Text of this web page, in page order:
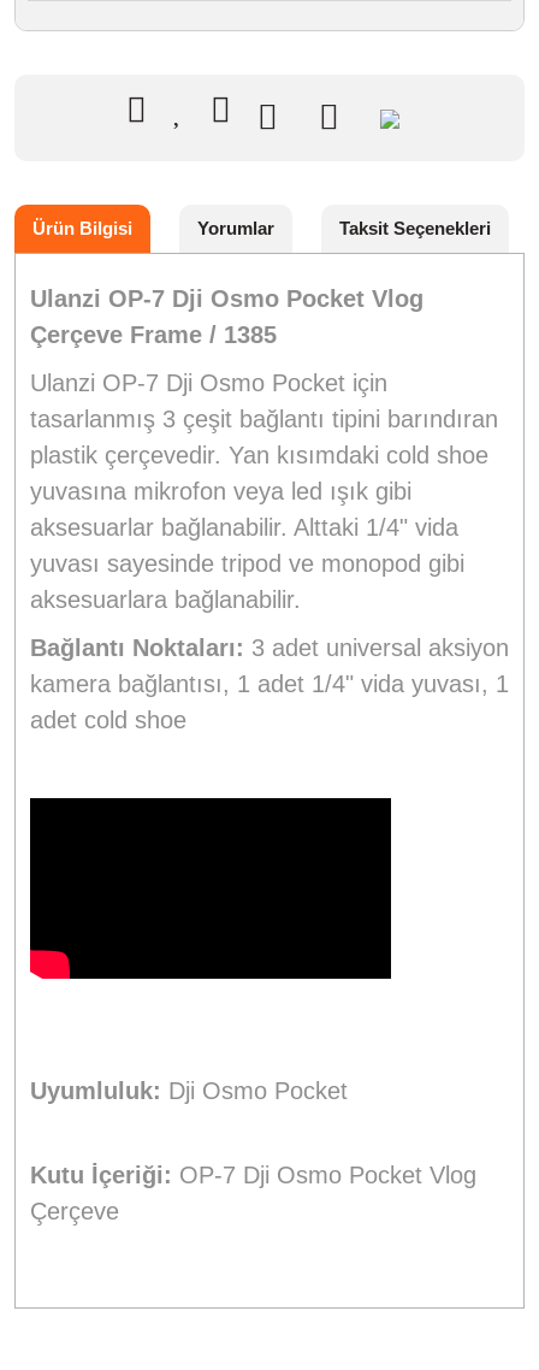
Ürün Bilgisi Yorumlar Taksit Seçenekleri
Ulanzi OP-7 Dji Osmo Pocket Vlog
Çerçeve Frame / 1385
Ulanzi OP-7 Dji Osmo Pocket için
tasarlanmış 3 çeşit bağlantı tipini barındıran
plastik çerçevedir. Yan kısımdaki cold shoe
yuvasına mikrofon veya led ışık gibi
aksesuarlar bağlanabilir. Alttaki 1/4" vida
yuvası sayesinde tripod ve monopod gibi
aksesuarlara bağlanabilir.
Bağlantı Noktaları: 3 adet universal aksiyon
kamera bağlantısı, 1 adet 1/4" vida yuvası, 1
adet cold shoe
Uyumluluk: Dji Osmo Pocket
Kutu İçeriği: OP-7 Dji Osmo Pocket Vlog
Çerçeve